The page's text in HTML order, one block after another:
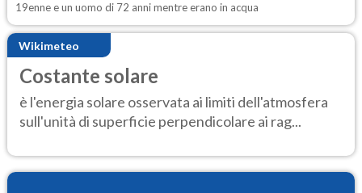
19enne e un uomo di 72 anni mentre erano in acqua
Wikimeteo
Costante solare
è l'energia solare osservata ai limiti dell'atmosfera
sull'unità di superficie perpendicolare ai rag...